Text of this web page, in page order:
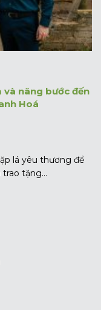
và nâng bước đến
Hoá
lá yêu thương để
tặng...